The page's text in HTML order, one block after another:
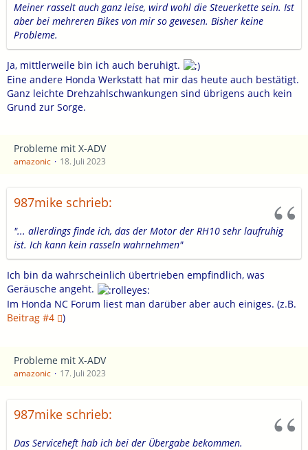
Meiner rasselt auch ganz leise, wird wohl die Steuerkette sein. Ist
aber bei mehreren Bikes von mir so gewesen. Bisher keine
Probleme.
Ja, mittlerweile bin ich auch beruhigt.
Eine andere Honda Werkstatt hat mir das heute auch bestätigt.
Ganz leichte Drehzahlschwankungen sind übrigens auch kein
Grund zur Sorge.
Probleme mit X-ADV
amazonic 18. Juli 2023
987mike schrieb:
"... allerdings finde ich, das der Motor der RH10 sehr laufruhig
ist. Ich kann kein rasseln wahrnehmen"
Ich bin da wahrscheinlich übertrieben empfindlich, was
Geräusche angeht.
Im Honda NC Forum liest man darüber aber auch einiges. (z.B.
Beitrag #4
)
Probleme mit X-ADV
amazonic 17. Juli 2023
987mike schrieb:
Das Serviceheft hab ich bei der Übergabe bekommen.